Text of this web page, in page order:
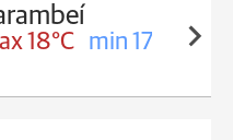
min 17°C